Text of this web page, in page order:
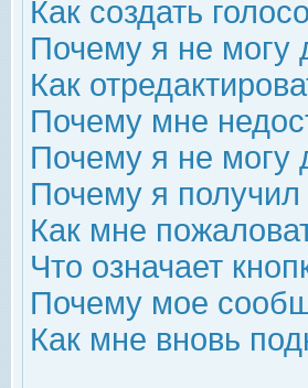
Как создать
Почему я не могу
Как
Почему мне
Почему я не могу
Почему я
Как мне
Что означает
Почему мое
Как мне вновь